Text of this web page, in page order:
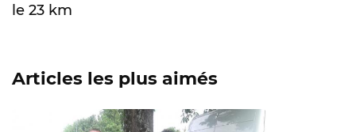
le 23 km
Articles les plus aimés